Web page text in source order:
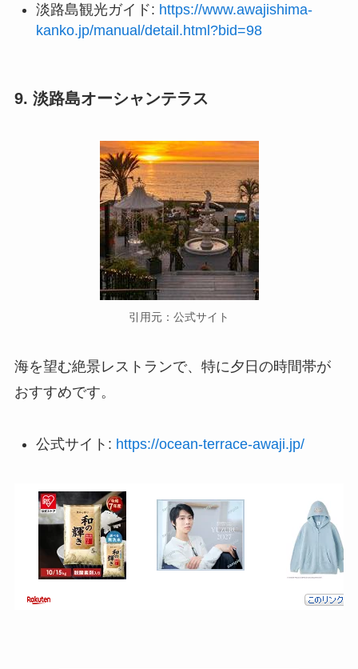
淡路島観光ガイド: https://www.awajishima-
kanko.jp/manual/detail.html?bid=98
9. 淡路島オーシャンテラス
引用元：公式サイト
海を望む絶景レストランで、特に夕日の時間帯が
おすすめです。
公式サイト: https://ocean-terrace-awaji.jp/